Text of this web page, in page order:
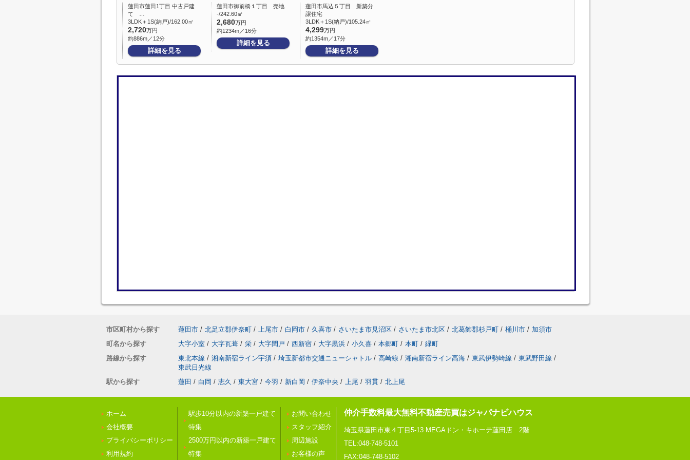
蓮田市蓮田1丁目 中古戸建
て …
3LDK＋1S(納戸)/162.00㎡
2,720万円
約886m／12分
詳細を見る
蓮田市御前橋１丁目 売地
-/242.60㎡
2,680万円
約1234m／16分
詳細を見る
蓮田市馬込５丁目 新築分
譲住宅
3LDK＋1S(納戸)/105.24㎡
4,299万円
約1354m／17分
詳細を見る
市区町村から探す 蓮田市 / 北足立郡伊奈町 / 上尾市 / 白岡市 / 久喜市 / さいたま市見沼区 / さいたま市北区 / 北葛飾郡杉戸町 / 桶川市 / 加須市
町名から探す
大字小室 / 大字瓦葺 / 栄 / 大字閏戸 / 西新宿 / 大字黒浜 / 小久喜 / 本郷町 / 本町 / 緑町
路線から探す
東北本線 / 湘南新宿ライン宇須 / 埼玉新都市交通ニューシャトル / 高崎線 / 湘南新宿ライン高海 / 東武伊勢崎線 / 東武野田線 /
東武日光線
駅から探す
蓮田 / 白岡 / 志久 / 東大宮 / 今羽 / 新白岡 / 伊奈中央 / 上尾 / 羽貫 / 北上尾
ホーム
会社概要
プライバシーポリシー
利用規約
駅歩10分以内の新築一戸建て
特集
2500万円以内の新築一戸建て
特集
お問い合わせ
スタッフ紹介
周辺施設
お客様の声
仲介手数料最大無料不動産売買はジャパナビハウス
埼玉県蓮田市東４丁目5-13 MEGAドン・キホーテ蓮田店 2階
TEL:048-748-5101
FAX:048-748-5102